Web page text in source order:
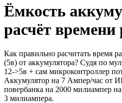
Ёмкость
расчёт времени
Как правильно расчитать время
(5в) от аккумулятора? Судя по
12->5в + сам микроконтроллер
Аккумулятор на 7 Ампер/час от
повербанка на 2000 милиампер
3 милиампера.